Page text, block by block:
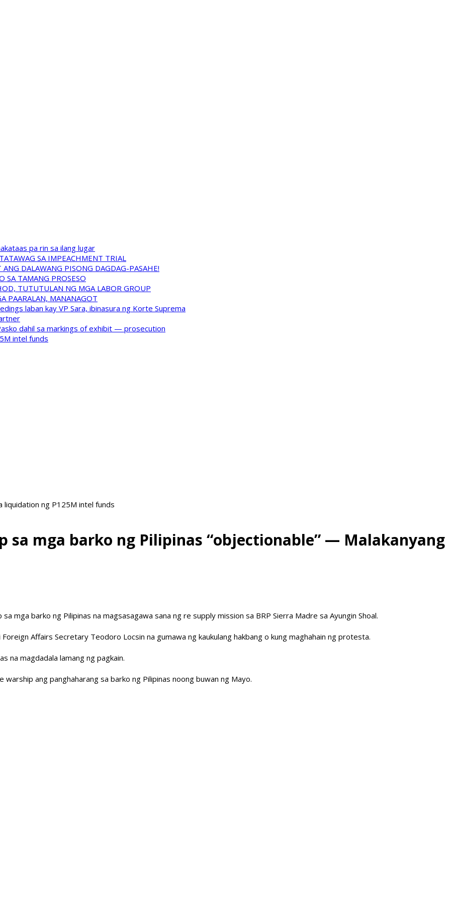
pa rin sa ilang lugar
SA IMPEACHMENT TRIAL
DALAWANG PISONG DAGDAG-PASAHE!
SA TAMANG PROSESO
TUTUTULAN NG MGA LABOR GROUP
PAARALAN, MANANAGOT
laban kay VP Sara, ibinasura ng Korte Suprema
dahil sa markings of exhibit — prosecution
intel funds
liquidation ng P125M intel funds
sa mga barko ng Pilipinas “objectionable” — Malakanyang
mga barko ng Pilipinas na magsasagawa sana ng re supply mission sa BRP Sierra Madre sa Ayungin Shoal.
Affairs Secretary Teodoro Locsin na gumawa ng kaukulang hakbang o kung maghahain ng protesta.
na magdadala lamang ng pagkain.
ang panghaharang sa barko ng Pilipinas noong buwan ng Mayo.